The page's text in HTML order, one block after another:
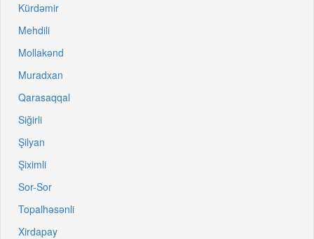
Kürdəmir
Mehdili
Mollakənd
Muradxan
Qarasaqqal
Siğirli
Şilyan
Şiximli
Sor-Sor
Topalhəsənli
Xirdapay